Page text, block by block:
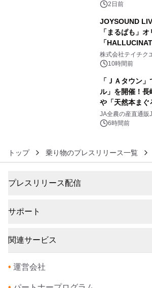
ボグッズも発売
2日前
JOYSOUND
「まるぱも」
「
信リリース決定
株式会社テイチク
10時間前
「ＪＡタウン
ル」を開催！長
や「天然本まぐ
販売！～毎月１
JA全農の産直通販
6時間前
トップ 乗り物のプレスリリース一覧
プレスリリース配信
サポート
関連サービス
• 運営会社